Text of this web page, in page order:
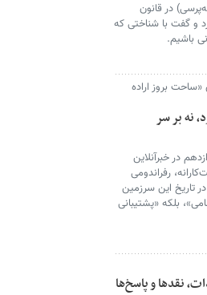
در قانون
و گفت با شناختی که
باشیم.
بروز اراده
نه بر سر
در خبرآنلاین
رفراندومی
تاریخ این سرزمین
بلکه «پشتیبانی